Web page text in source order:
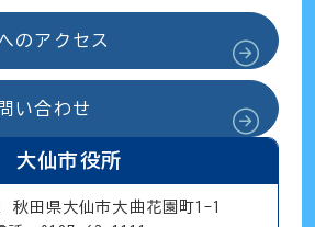
のアクセス
い合わせ
大仙市役所
秋田県大仙市大曲花園町1-1